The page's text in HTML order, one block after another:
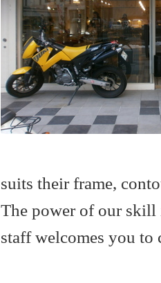
suits their frame,
The power of our skill
staff welcomes you to